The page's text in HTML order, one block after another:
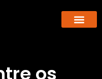
os